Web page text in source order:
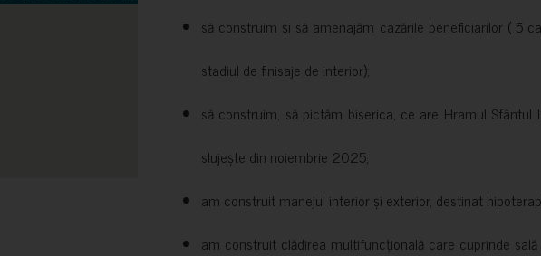
să construim și să amenajăm cazările beneficiarilor ( 5
stadiul de finisaje de interior);
să construim, să pictăm biserica, ce are Hramul Sfântul
slujește din noiembrie 2025;
am construit manejul interior și exterior, destinat
am construit clădirea multifuncțională care cuprinde